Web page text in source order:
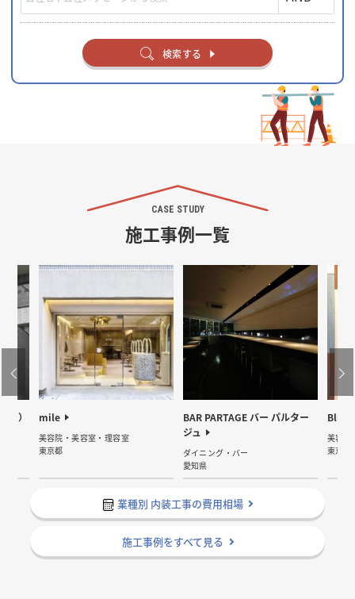
検索する
CASE STUDY
施工事例一覧
ン） mile
美容院・美容室・理容室
東京都
BAR PARTAGE バー パルター
ジュ
ダイニング・バー
愛知県
美容院
東京都
業種別 内装工事の費用相場
施工事例をすべて見る